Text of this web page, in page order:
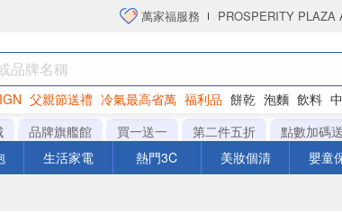
萬家福服務 PROSPERITY PLAZA
父親節送禮 冷氣最高省萬 福利品 餅乾 泡麵 飲料
洋芋片
品牌旗艦館 買一送一 第二件五折 點數加碼送
生活家電 熱門3C 美妝個清 嬰童